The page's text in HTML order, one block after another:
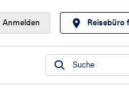
Anmelden Reisebüro
Suche